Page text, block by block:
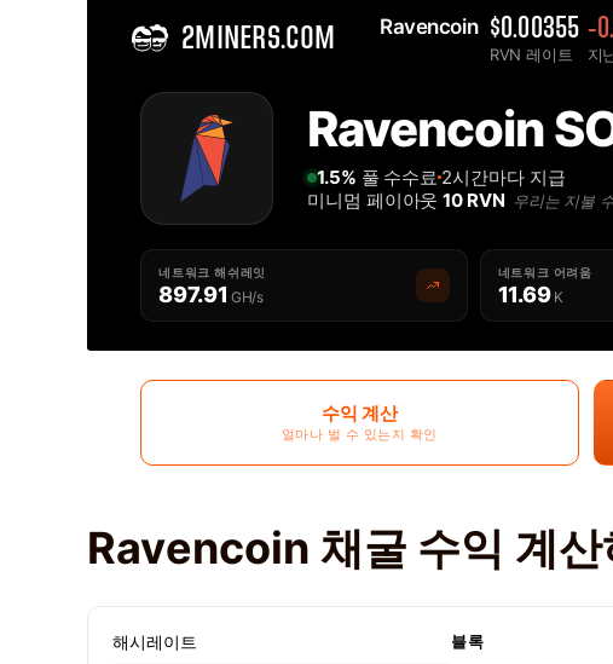
2MINERS.COM Ravencoin $0.00355
RVN 레이트
-
지
솔로 Ravencoin RVN 마이닝 풀 - 2MinersRavencoin
1.5% 풀 수수료2시간마다 지급
미니멈 페이아웃10 RVN 우리는 지불
네트워크 해쉬레잇
897.91 GH/s
네트워크 어려움
11.69 K
수익 계산
얼마나 벌 수 있는지 확인
Ravencoin 채굴 수익 계산
해시레이트 블록